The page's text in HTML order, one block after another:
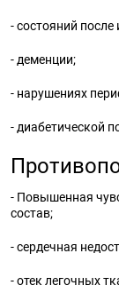
- состояний после
- деменции;
- нарушениях
- диабетической
- Повышенная
состав;
- сердечная
- отек легочных